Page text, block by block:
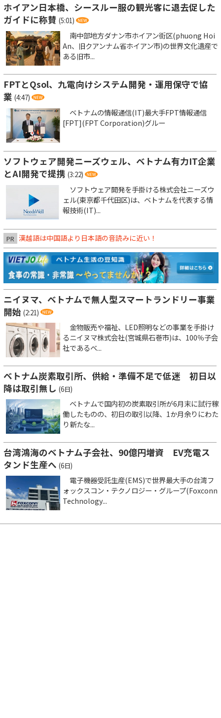
ホイアン日本橋、シースルー服の観光客に退去促した
ガイドに称賛 (5:01)
南中部地方ダナン市ホイアン街区(phuong Hoi
An、旧クアンナム省ホイアン市)の世界文化遺産で
ある旧市...
FPTとQsol、九電向けシステム開発・運用保守で協
業 (4:47)
ベトナムの情報通信(IT)最大手FPT情報通信
[FPT](FPT Corporation)グルー
ソフトウェア開発ニーズウェル、ベトナム有力IT企業
とAI開発で提携 (3:22)
ソフトウェア開発を手掛ける株式会社ニーズウ
ェル(東京都千代田区)は、ベトナムを代表する情
報技術(IT)...
PR 漢越語は中国語より日本語の音読みに近い！
ニイヌマ、ベトナムで無人型スマートランドリー事業
開始 (2:21)
金物販売や福祉、LED照明などの事業を手掛け
るニイヌマ株式会社(宮城県石巻市)は、100％子会
社であるベ...
ベトナム炭素取引所、供給・準備不足で低迷 初日以
降は取引無し (6日)
ベトナムで国内初の炭素取引所が6月末に試行稼
働したものの、初日の取引以降、1か月余りにわた
り新たな...
台湾鴻海のベトナム子会社、90億円増資 EV充電ス
タンド生産へ (6日)
電子機器受託生産(EMS)で世界最大手の台湾フ
ォックスコン・テクノロジー・グループ(Foxconn
Technology...